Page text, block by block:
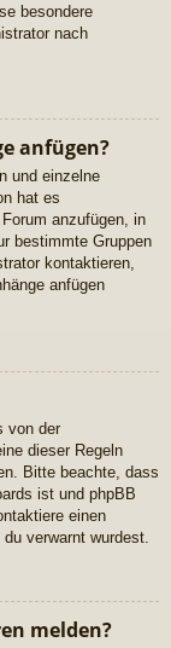
besondere
nach
anfügen?
und einzelne
hat es
anzufügen, in
bestimmte Gruppen
kontaktieren,
anfügen
von der
dieser Regeln
Bitte beachte, dass
ist und phpBB
einen
verwarnt wurdest.
melden?